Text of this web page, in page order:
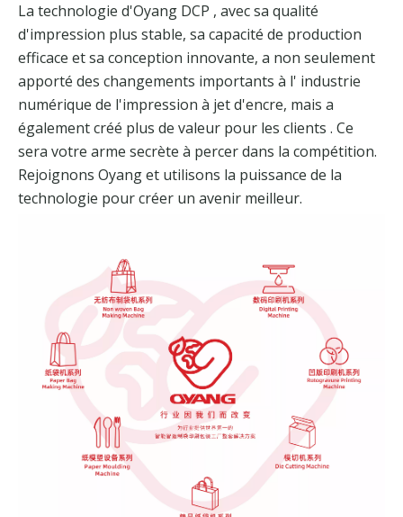
La technologie d'Oyang DCP , avec sa qualité
d'impression plus stable, sa capacité de production
efficace et sa conception innovante, a non seulement
apporté des changements importants à l' industrie
numérique de l'impression à jet d'encre, mais a
également créé plus de valeur pour les clients . Ce
sera votre arme secrète à percer dans la compétition.
Rejoignons Oyang et utilisons la puissance de la
technologie pour créer un avenir meilleur.